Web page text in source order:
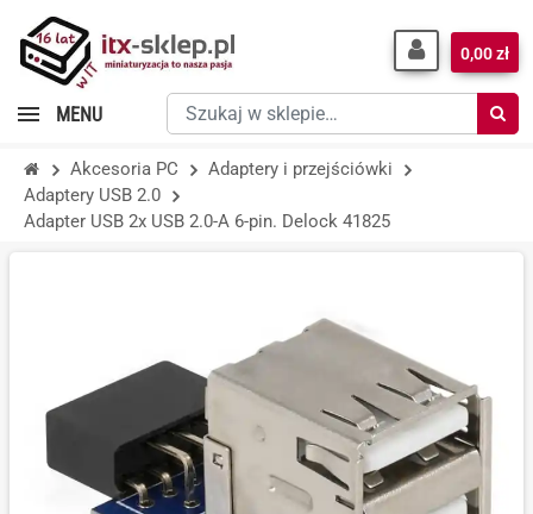
Szukaj
w
sklepie…
0,00 zł
MENU
Akcesoria PC
Adaptery i przejściówki
Adaptery USB 2.0
Adapter USB 2x USB 2.0-A 6-pin. Delock 41825